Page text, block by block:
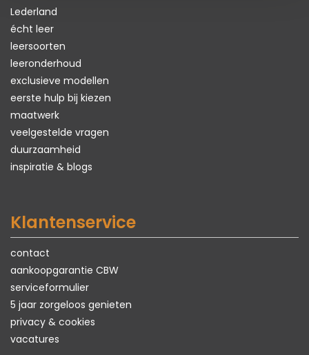
Lederland
écht leer
leersoorten
leeronderhoud
exclusieve modellen
eerste hulp bij kiezen
maatwerk
veelgestelde vragen
duurzaamheid
inspiratie & blogs
Klantenservice
contact
aankoopgarantie CBW
serviceformulier
5 jaar zorgeloos genieten
privacy & cookies
vacatures